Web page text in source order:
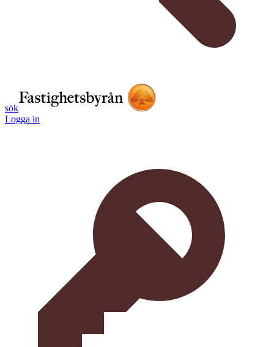
sök
Logga in